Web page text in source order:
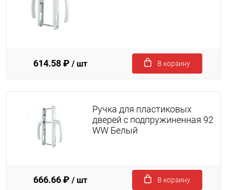
614.58 ₽ / шт В корзину
Ручка для пластиковых
дверей с подпружиненная 92
WW Белый
666.66 ₽ / шт В корзину